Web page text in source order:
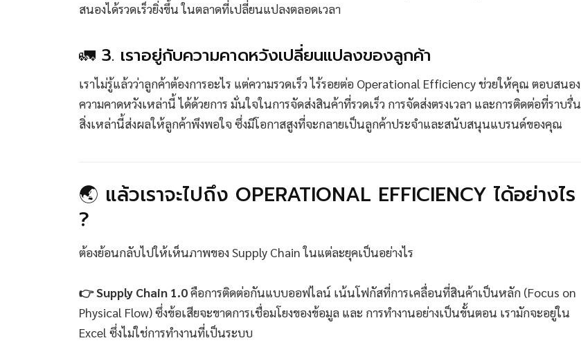
สนองได้รวดเร็วยิ่งขึ้น ในตลาดที่เปลี่ยนแปลงตลอดเวลา
🚛 3. เราอยู่กับความคาดหวังเปลี่ยนแปลงของลูกค้า
เราไม่รู้แล้วว่าลูกค้าต้องการอะไร แต่ความรวดเร็ว ไร้รอยต่อ Operational Efficiency ช่วยให้คุณ ตอบสนอง
ความคาดหวังเหล่านี้ ได้ด้วยการ มั่นใจในการจัดส่งสินค้าที่รวดเร็ว การจัดส่งตรงเวลา และการติดต่อที่ราบรื่น
สิ่งเหล่านี้ส่งผลให้ลูกค้าพึงพอใจ ซึ่งมีโอกาสสูงที่จะกลายเป็นลูกค้าประจำและสนับสนุนแบรนด์ของคุณ
🌏 แล้วเราจะไปถึง OPERATIONAL EFFICIENCY ได้อย่างไร
?
ต้องย้อนกลับไปให้เห็นภาพของ Supply Chain ในแต่ละยุคเป็นอย่างไร
👉 Supply Chain 1.0คือการติดต่อกันแบบออฟไลน์ เน้นโฟกัสที่การเคลื่อนที่สินค้าเป็นหลัก (Focus on
Physical Flow) ซึ่งข้อเสียจะขาดการเชื่อมโยงของข้อมูล และ การทำงานอย่างเป็นขั้นตอน เรามักจะอยู่ใน
Excel ซึ่งไม่ใช่การทำงานที่เป็นระบบ